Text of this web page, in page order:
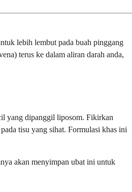
lebih lembut pada buah pinggang
terus ke dalam aliran darah anda,
yang dipanggil liposom. Fikirkan
tisu yang sihat. Formulasi khas ini
akan menyimpan ubat ini untuk